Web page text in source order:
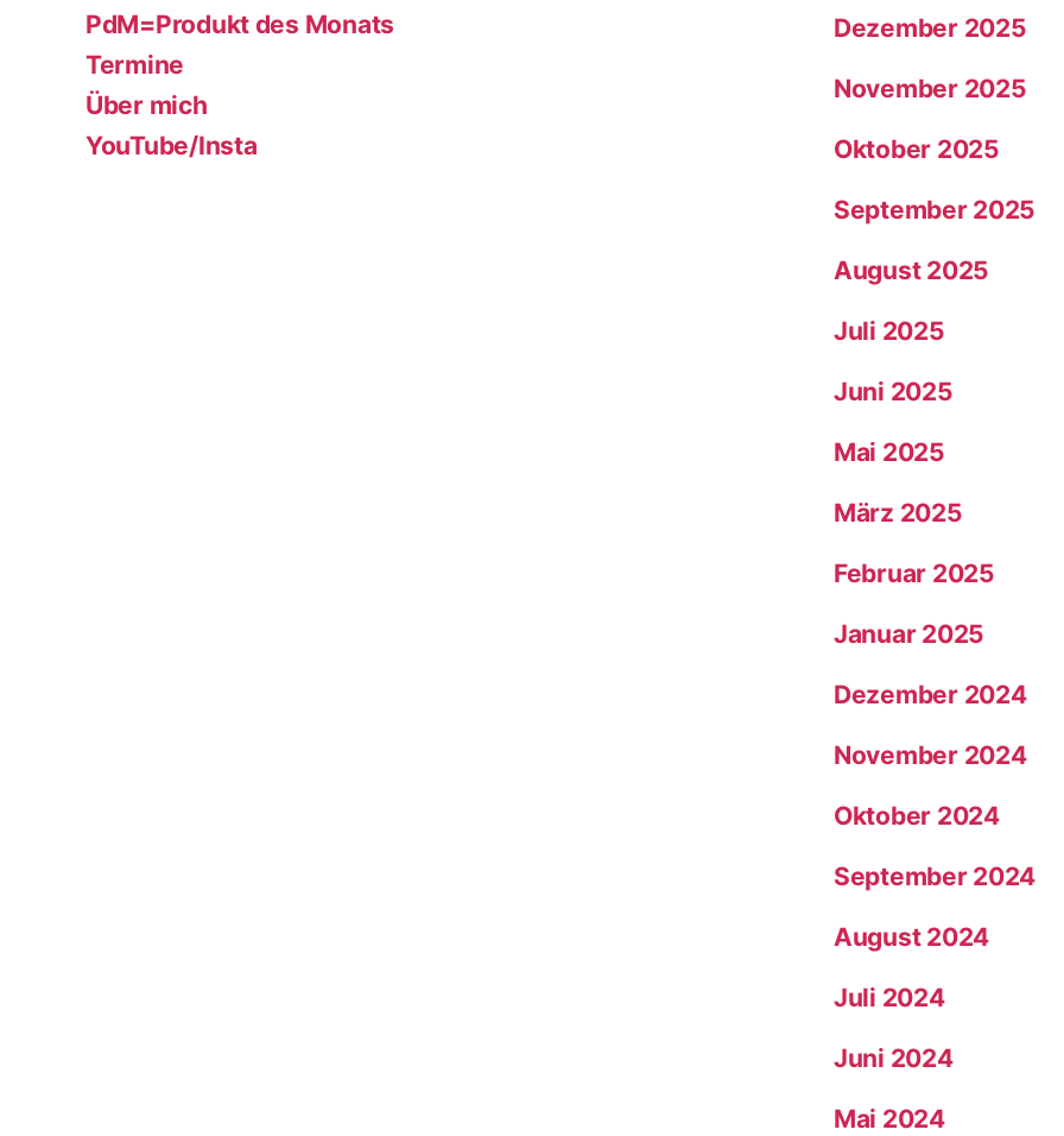
PdM=Produkt des Monats
Termine
Über mich
YouTube/Insta
Dezember 2025
November 2025
Oktober 2025
September 2025
August 2025
Juli 2025
Juni 2025
Mai 2025
März 2025
Februar 2025
Januar 2025
Dezember 2024
November 2024
Oktober 2024
September 2024
August 2024
Juli 2024
Juni 2024
Mai 2024